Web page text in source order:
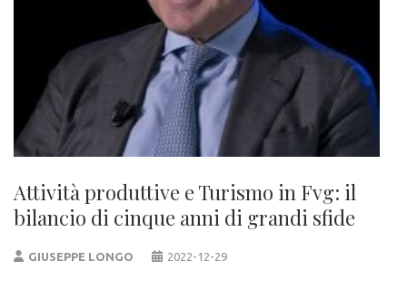
Attività produttive e Turismo in Fvg: il
bilancio di cinque anni di grandi sfide
GIUSEPPE LONGO 2022-12-29